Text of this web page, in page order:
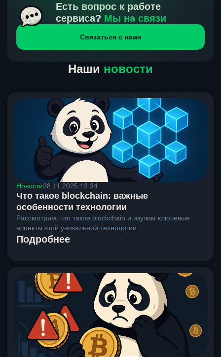
получения нами средств от тебя, а на другой части
направлений курс, указанный на сайте, является
окончательным. Если сомневаешься, напиши в онлайн-
чат на сайте, мы поможем разобраться.
Есть вопрос к работе
сервиса? Мы на связи
Связаться с нами
Наши новости
Новости28.11.2025 13:34
Что такое blockchain: важные
особенности технологии
Рассмотрим, что такое blockchain и изучим ключевые
аспекты этой уникальной технологии
Подробнее